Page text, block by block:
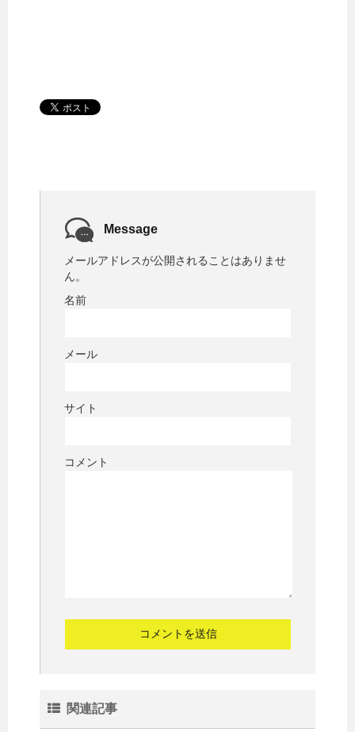
Message
メールアドレスが公開されることはありませ
ん。
名前
メール
サイト
コメント
関連記事